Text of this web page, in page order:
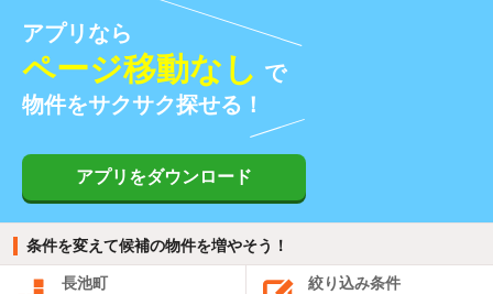
アプリなら
ページ移動なし で
物件をサクサク探せる！
アプリをダウンロード
条件を変えて候補の物件を増やそう！
長池町 絞り込み条件